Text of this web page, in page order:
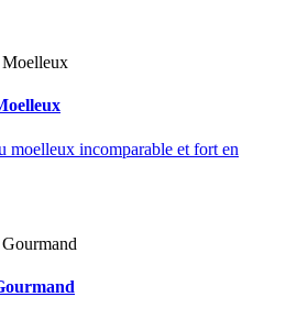
moelleux incomparable et fort en